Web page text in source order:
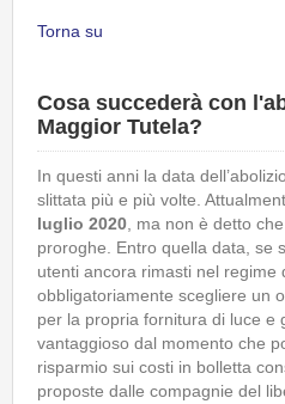
Torna su
Cosa succederà con
Maggior Tutela?
In questi anni la data
slittata più e più volte.
luglio 2020 , ma non è detto
proroghe. Entro quella data, se
utenti ancora rimasti nel regime
obbligatoriamente scegliere un
per la propria fornitura di luce e
vantaggioso dal momento che
risparmio sui costi in bolletta
proposte dalle compagnie del